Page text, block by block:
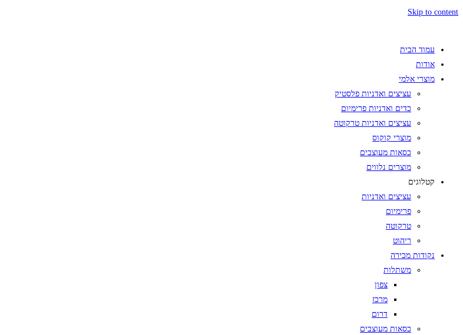
Skip to content
עמוד הבית
אודות
מוצרי אלמי
עציצים ואדניות פלסטיק
כדים ואדניות פרימיום
עציצים ואדניות טרקוטה
מוצרי קוקוס
כסאות מעוצבים
מוצרים נלווים
קטלוגים
עציצים ואדניות
פרימיום
טרקוטה
ריהוט
נקודות מכירה
משתלות
צפון
מרכז
דרום
כסאות מעוצבים